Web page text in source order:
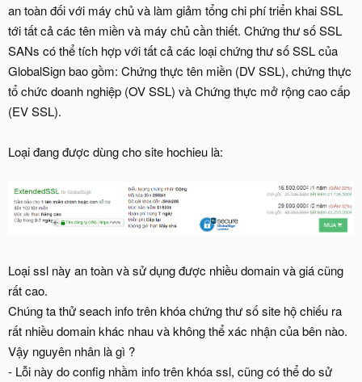
an toàn đối với máy chủ và làm giảm tổng chi phí triển khai SSL
tới tất cả các tên miền và máy chủ cần thiết. Chứng thư số SSL
SANs có thể tích hợp với tất cả các loại chứng thư số SSL của
GlobalSign bao gồm: Chứng thực tên miền (DV SSL), chứng thực
tổ chức doanh nghiệp (OV SSL) và Chứng thực mở rộng cao cấp
(EV SSL).
Loại đang được dùng cho site hochieu là:
Loại ssl này an toàn và sử dụng được nhiều domain và giá cũng
rất cao.
Chúng ta thử seach info trên khóa chứng thư số site hộ chiếu ra
rất nhiều domain khác nhau và không thể xác nhận của bên nào.
Vậy nguyên nhân là gì ?
- Lỗi này do config nhầm info trên khóa ssl, cũng có thể do sử